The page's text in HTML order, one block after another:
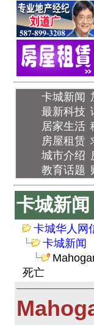
卡城新闻
最新科技
居家生活
房屋租赁
城市介绍
教育话题
卡城新闻
卡城华人网
卡城新闻
死亡